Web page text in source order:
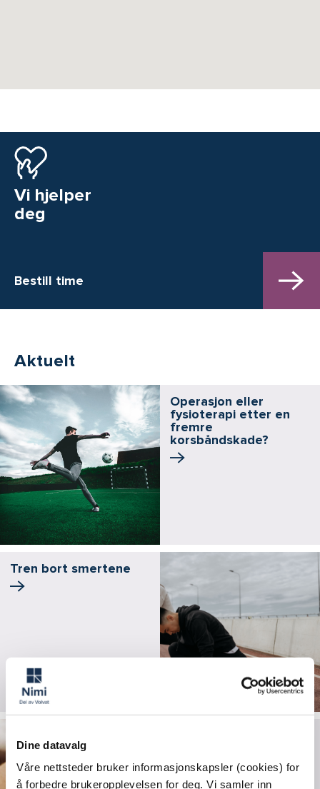
Dine datavalg
Våre nettsteder bruker informasjonskapsler (cookies) for
å forbedre brukeropplevelsen for deg. Vi samler inn
Vi hjelper
deg
Bestill time
Aktuelt
Operasjon eller
fysioterapi etter en
fremre
korsbåndskade?
Tren bort smertene